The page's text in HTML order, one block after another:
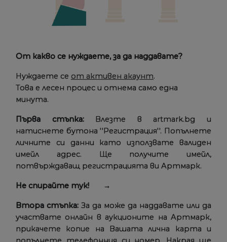
От какво се нуждаете, за да наддавате?
Нуждаете се от активен акаунт.
Това е лесен процес и отнема само една
минута.
Първа стъпка:Влезте в artmark.bg и
натиснете бутона ''Регистрация''. Попълнете
личните си данни като използвате валиден
имейл адрес. Ще получите имейл,
потвърждаващ регистрацията ви Артмарк.
Не спирайте тук! →
Втора стъпка: За да може да наддавате или да
участвате онлайн в аукционите на Артмарк,
прикачете копие на Вашата лична карта и